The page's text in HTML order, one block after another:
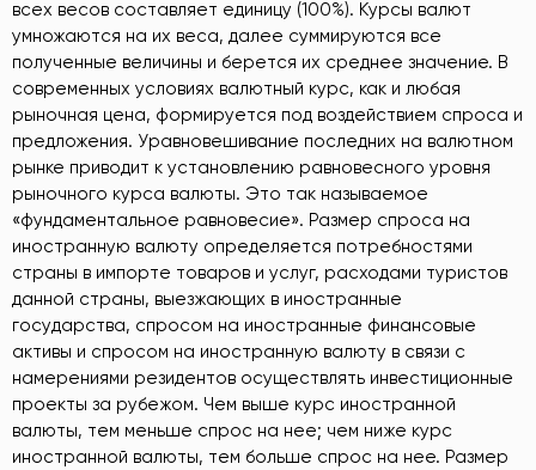
всех весов составляет единицу (100%). Курсы валют
умножаются на их веса, далее суммируются все
полученные величины и берется их среднее значение. В
современных условиях валютный курс, как и любая
рыночная цена, формируется под воздействием спроса и
предложения. Уравновешивание последних на валютном
рынке приводит к установлению равновесного уровня
рыночного курса валюты. Это так называемое
«фундаментальное равновесие». Размер спроса на
иностранную валюту определяется потребностями
страны в импорте товаров и услуг, расходами туристов
данной страны, выезжающих в иностранные
государства, спросом на иностранные финансовые
активы и спросом на иностранную валюту в связи с
намерениями резидентов осуществлять инвестиционные
проекты за рубежом. Чем выше курс иностранной
валюты, тем меньше спрос на нее; чем ниже курс
иностранной валюты, тем больше спрос на нее. Размер